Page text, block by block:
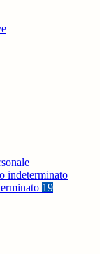
indeterminato
19